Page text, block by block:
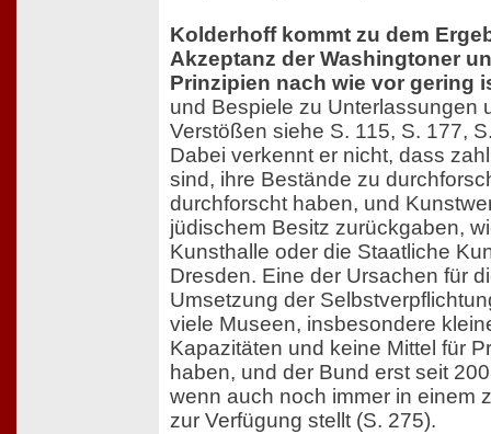
Kolderhoff kommt zu dem
Akzeptanz der Washingtoner
Prinzipien nach wie vor gering
und Bespiele zu Unterlassungen
Verstößen siehe S. 115, S. 177,
Dabei verkennt er nicht, dass
sind, ihre Bestände zu
durchforscht haben, und
jüdischem Besitz zurückgaben,
Kunsthalle oder die Staatliche
Dresden. Eine der Ursachen für
Umsetzung der
viele Museen, insbesondere
Kapazitäten und keine Mittel für
haben, und der Bund erst seit
wenn auch noch immer in einem
zur Verfügung stellt (S. 275).